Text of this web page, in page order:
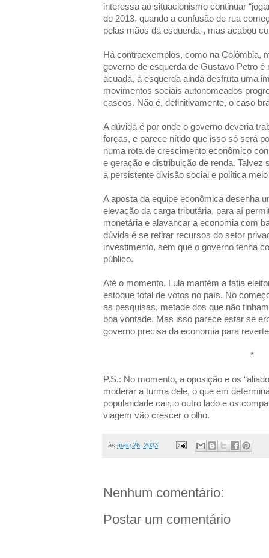
interessa ao situacionismo continuar
de 2013, quando a confusão de rua
pelas mãos da esquerda-, mas acabou
Há contraexemplos, como na Colômbia,
governo de esquerda de Gustavo Petro é
acuada, a esquerda ainda desfruta uma
movimentos sociais autonomeados
cascos. Não é, definitivamente, o caso
A dúvida é por onde o governo deveria
forças, e parece nítido que isso só será
numa rota de crescimento econômico
e geração e distribuição de renda. Talvez
a persistente divisão social e política
A aposta da equipe econômica desenha
elevação da carga tributária, para aí
monetária e alavancar a economia com
dúvida é se retirar recursos do setor
investimento, sem que o governo tenha
público.
Até o momento, Lula mantém a fatia
estoque total de votos no país. No
as pesquisas, metade dos que não
boa vontade. Mas isso parece estar se
governo precisa da economia para
*
P.S.: No momento, a oposição e os
moderar a turma dele, o que em
popularidade cair, o outro lado e os
viagem vão crescer o olho.
às maio 26, 2023
Nenhum comentário:
Postar um comentário